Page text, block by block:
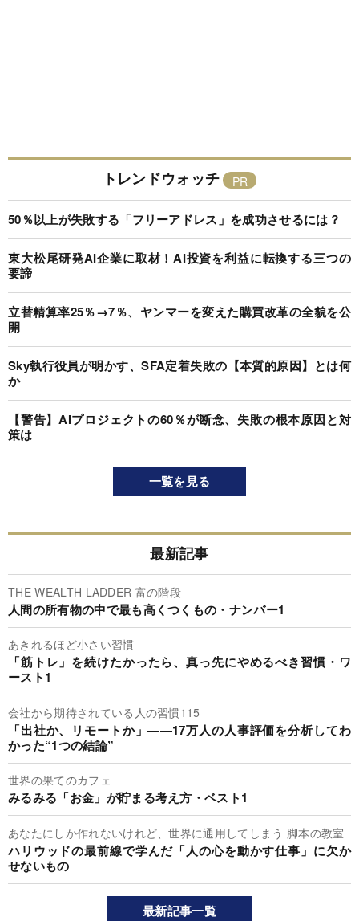
トレンドウォッチ
50％以上が失敗する「フリーアドレス」を成功させるには？
東大松尾研発AI企業に取材！AI投資を利益に転換する三つの
要諦
立替精算率25％→7％、ヤンマーを変えた購買改革の全貌を公
開
Sky執行役員が明かす、SFA定着失敗の【本質的原因】とは何
か
【警告】AIプロジェクトの60％が断念、失敗の根本原因と対
策は
一覧を見る
最新記事
THE WEALTH LADDER 富の階段
人間の所有物の中で最も高くつくもの・ナンバー1
あきれるほど小さい習慣
「筋トレ」を続けたかったら、真っ先にやめるべき習慣・ワ
ースト1
会社から期待されている人の習慣115
「出社か、リモートか」――17万人の人事評価を分析してわ
かった“1つの結論”
世界の果てのカフェ
みるみる「お金」が貯まる考え方・ベスト1
あなたにしか作れないけれど、世界に通用してしまう 脚本の教室
ハリウッドの最前線で学んだ「人の心を動かす仕事」に欠か
せないもの
最新記事一覧